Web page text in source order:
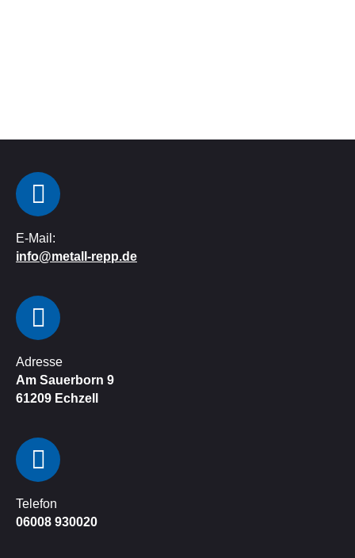
E-Mail:
info@metall-repp.de
Adresse
Am Sauerborn 9
61209 Echzell
Telefon
06008 930020